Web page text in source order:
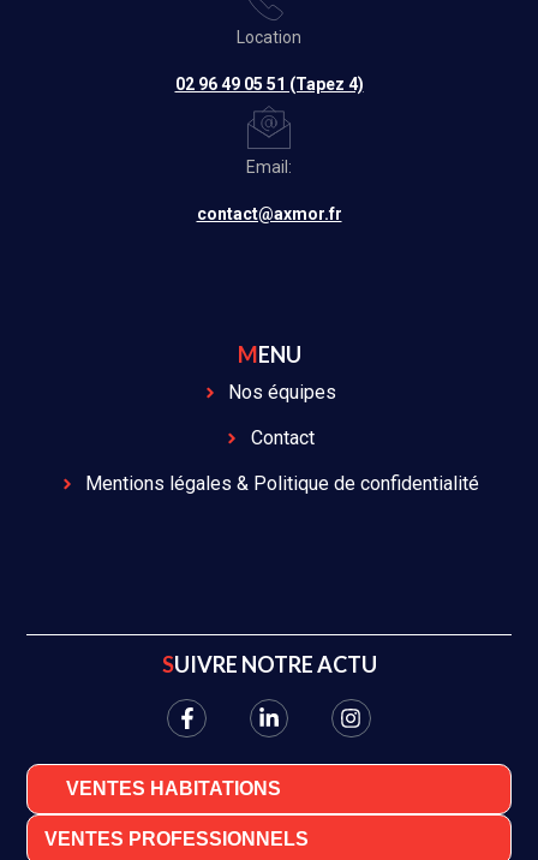
Location
02 96 49 05 51 (Tapez 4)
Email:
contact@axmor.fr
MENU
Nos équipes
Contact
Mentions légales & Politique de confidentialité
SUIVRE NOTRE ACTU
VENTES HABITATIONS
VENTES PROFESSIONNELS